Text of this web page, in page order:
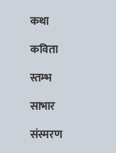
कथा
कविता
स्तम्भ
साभार
संस्मरण